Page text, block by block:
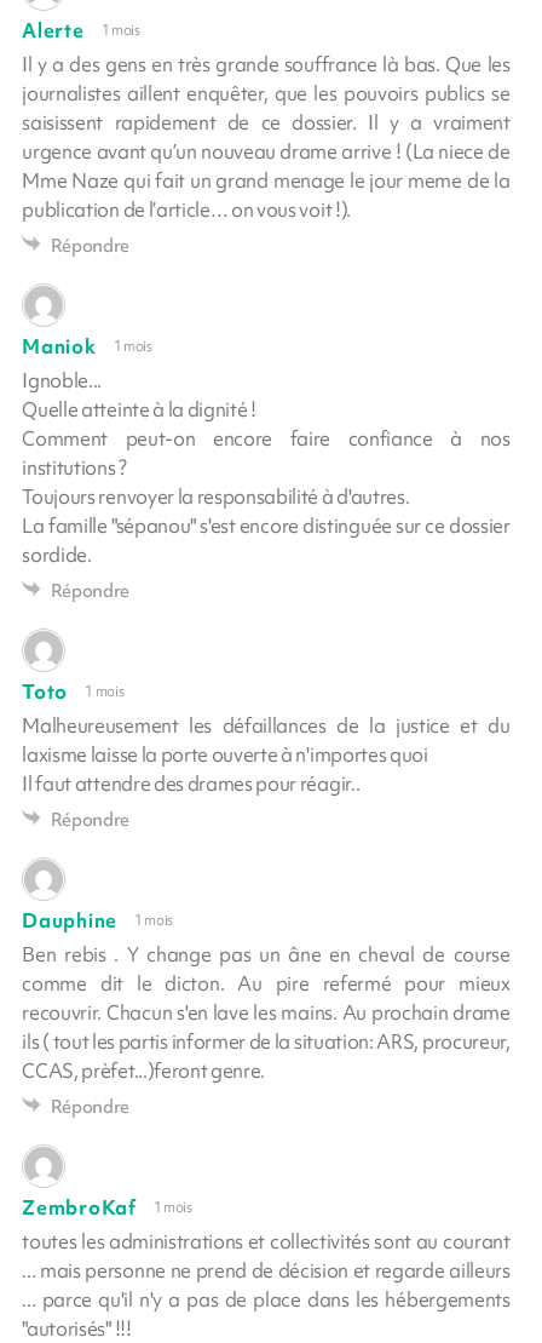
Alerte 1 mois
Il y a des gens en très grande souffrance là bas. Que les
journalistes aillent enquêter, que les pouvoirs publics se
saisissent rapidement de ce dossier. Il y a vraiment
urgence avant qu’un nouveau drame arrive ! (La niece de
Mme Naze qui fait un grand menage le jour meme de la
publication de l’article… on vous voit !).
Répondre
Maniok 1 mois
Ignoble...
Quelle atteinte à la dignité !
Comment peut-on encore faire confiance à nos
institutions ?
Toujours renvoyer la responsabilité à d'autres.
La famille "sépanou" s'est encore distinguée sur ce dossier
sordide.
Répondre
Toto 1 mois
Malheureusement les défaillances de la justice et du
laxisme laisse la porte ouverte à n'importes quoi
Il faut attendre des drames pour réagir..
Répondre
Dauphine 1 mois
Ben rebis . Y change pas un âne en cheval de course
comme dit le dicton. Au pire refermé pour mieux
recouvrir. Chacun s'en lave les mains. Au prochain drame
ils ( tout les partis informer de la situation: ARS, procureur,
CCAS, prèfet...)feront genre.
Répondre
ZembroKaf 1 mois
toutes les administrations et collectivités sont au courant
... mais personne ne prend de décision et regarde ailleurs
... parce qu'il n'y a pas de place dans les hébergements
"autorisés" !!!